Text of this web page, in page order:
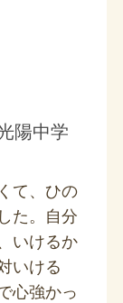
陽中学
て、ひの
た。自分
いけるか
いける
心強かっ